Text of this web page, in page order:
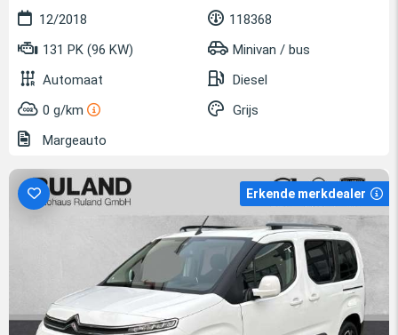
12/2018
118368
131 PK (96 KW)
Minivan / bus
Automaat
Diesel
0 g/km
Grijs
Margeauto
Erkende merkdealer